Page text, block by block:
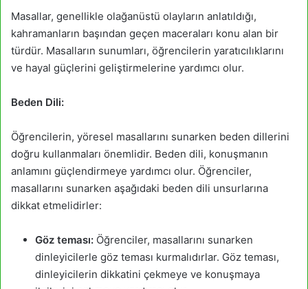
Masallar, genellikle olağanüstü olayların anlatıldığı,
kahramanların başından geçen maceraları konu alan bir
türdür. Masalların sunumları, öğrencilerin yaratıcılıklarını
ve hayal güçlerini geliştirmelerine yardımcı olur.
Beden Dili:
Öğrencilerin, yöresel masallarını sunarken beden dillerini
doğru kullanmaları önemlidir. Beden dili, konuşmanın
anlamını güçlendirmeye yardımcı olur. Öğrenciler,
masallarını sunarken aşağıdaki beden dili unsurlarına
dikkat etmelidirler:
Göz teması: Öğrenciler, masallarını sunarken
dinleyicilerle göz teması kurmalıdırlar. Göz teması,
dinleyicilerin dikkatini çekmeye ve konuşmaya